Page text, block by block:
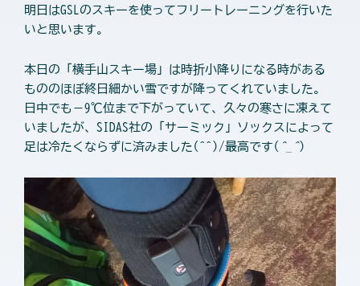
明日はGSLのスキーを使ってフリートレーニングを行いた
いと思います。
本日の「横手山スキー場」は時折小降りになる時がある
もののほぼ終日細かい雪ですが降ってくれていました。
日中でも－9℃位まで下がっていて、久々の寒さに凍えて
いましたが、SIDAS社の「サーミック」ソックスによって
足は冷たくならずに済みました(^^)/最高です( ^_^)